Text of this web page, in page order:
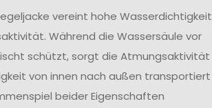
vereint hohe Wasserdichtigkeit
Während die Wassersäule vor
schützt, sorgt die Atmungsaktivität
von innen nach außen transportiert
beider Eigenschaften